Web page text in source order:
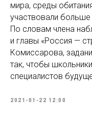
мира, среды
участвовали
По словам члена
и главы «Россия —
Комиссарова,
так, чтобы
специалистов
2021-01-22 12:00